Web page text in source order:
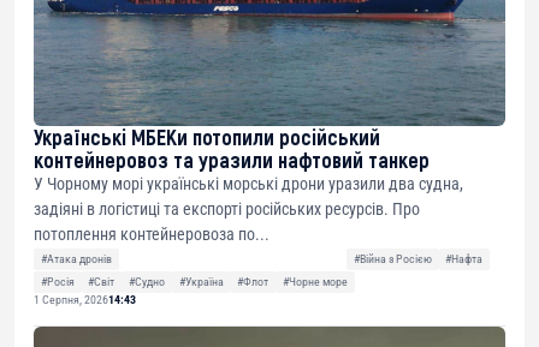
Українські МБЕКи потопили російський
контейнеровоз та уразили нафтовий танкер
У Чорному морі українські морські дрони уразили два судна,
задіяні в логістиці та експорті російських ресурсів. Про
потоплення контейнеровоза по...
#Атака дронів #Війна з Росією
#Нафта
#Росія
#Світ #Судно #Україна #Флот
#Чорне море
1 Серпня, 202614:43